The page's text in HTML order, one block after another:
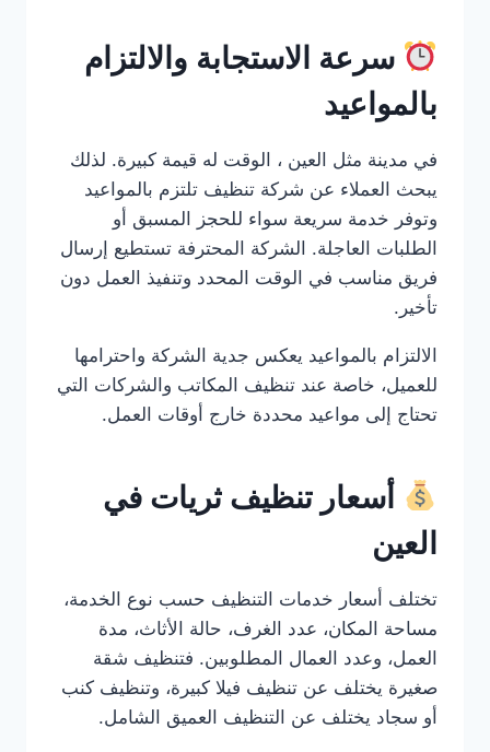
سرعة الاستجابة والالتزام
بالمواعيد
في مدينة مثل العين ، الوقت له قيمة كبيرة. لذلك
يبحث العملاء عن شركة تنظيف تلتزم بالمواعيد
وتوفر خدمة سريعة سواء للحجز المسبق أو
الطلبات العاجلة. الشركة المحترفة تستطيع إرسال
فريق مناسب في الوقت المحدد وتنفيذ العمل دون
تأخير.
الالتزام بالمواعيد يعكس جدية الشركة واحترامها
للعميل، خاصة عند تنظيف المكاتب والشركات التي
تحتاج إلى مواعيد محددة خارج أوقات العمل.
أسعار تنظيف ثريات في
العين
تختلف أسعار خدمات التنظيف حسب نوع الخدمة،
مساحة المكان، عدد الغرف، حالة الأثاث، مدة
العمل، وعدد العمال المطلوبين. فتنظيف شقة
صغيرة يختلف عن تنظيف فيلا كبيرة، وتنظيف كنب
أو سجاد يختلف عن التنظيف العميق الشامل.